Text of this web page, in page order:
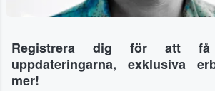
Registrera dig för att få
uppdateringarna, exklusiva
mer!